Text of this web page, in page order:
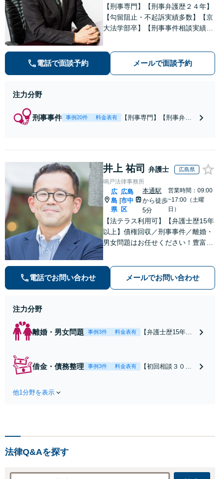
【刑事専門】【刑事弁護歴２４年】
【勾留阻止・不起訴実績多数】【京
大法学部卒】【刑事事件相談実績77
【弁護士泉義孝が相談、刑事弁護を
担当】【逮捕・勾留でお悩みの方は
電話で面談予約 メールで面談予約
注力分野
刑事事件 事例20件 料金表有
【刑事専門】【刑事弁護
金原則２２万円（税
込）】【弁護士泉義孝が
相談、弁護を直接担当】
逮捕されお困りの方は是
非弁護士泉義孝にご相談
ご依頼下さい。
井上 祐司 弁護士 広島県
鳴戸法律事務所
広
島
県
広島
市中
区
本通駅
から徒歩
5分
営業時間：09:00
~17:00（土曜
日）
【法テラス利用可】【弁護士歴15年
以上】債権回収／刑事事件／離婚・
男女問題はお任せください！豊富な
【子連れ相談】【完全個室相談】
【休日・夜間対応可】【本通駅5
電話でお問い合わせ メールでお問い合わせ
注力分野
離婚・男女問題 事例3件 料金表有
【弁護士歴15年以
家や住宅ローンを
借金・債務整理 事例3件 料金表有
【初回相談３０分
任意整理・個人再
をご説明し、より
他1分野を表示
法律Q&Aを探す